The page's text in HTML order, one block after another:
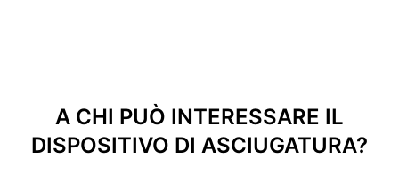
A CHI PUÒ INTERESSARE IL
DISPOSITIVO DI ASCIUGATURA?